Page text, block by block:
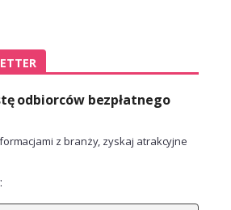
odbiorców bezpłatnego
z branży, zyskaj atrakcyjne